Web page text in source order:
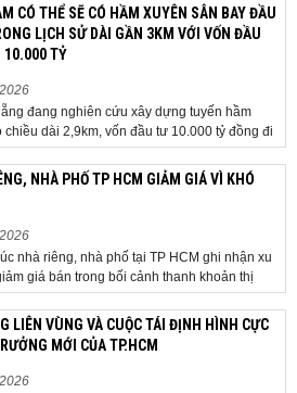
địa bàn hai địa phương, bảo đảm tiến độ
Bộ Tài chính vừa có công văn...
CÓ THỂ SẼ CÓ HẦM XUYÊN SÂN BAY ĐẦU
LỊCH SỬ DÀI GẦN 3KM VỚI VỐN ĐẦU
10.000 TỶ
đang nghiên cứu xây dựng tuyến hầm
chiều dài 2,9km, vốn đầu tư 10.000 tỷ đồng đi
quốc tế. TP Đà Nẵng đang nghiên cứu một
hạ tầng mang tính đột phá khi đề xuất xây
hầm ngầm xuyên qua khu vực sân...
NHÀ PHỐ TP HCM GIẢM GIÁ VÌ KHÓ
nhà riêng, nhà phố tại TP HCM ghi nhận xu
giá bán trong bối cảnh thanh khoản thị
yếu, người mua thận trọng. Sau hơn 5 tháng
nhà trong hẻm khu vực Bảy Hiền, anh
chủ nhà tại TP HCM, chấp nhận hạ giá...
LIÊN VÙNG VÀ CUỘC TÁI ĐỊNH HÌNH CỰC
MỚI CỦA TP.HCM